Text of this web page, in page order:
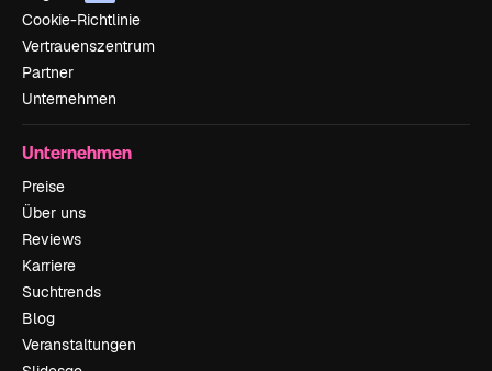
Cookie-Richtlinie
Vertrauenszentrum
Partner
Unternehmen
Unternehmen
Preise
Über uns
Reviews
Karriere
Suchtrends
Blog
Veranstaltungen